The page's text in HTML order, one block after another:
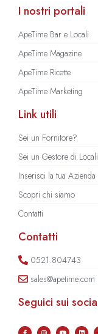
I nostri portali
ApeTime Bar e Locali
ApeTime Magazine
ApeTime Ricette
ApeTime Marketing
Link utili
Sei un Fornitore?
Sei un Gestore di
Inserisci la tua Azienda
Scopri chi siamo
Contatti
Contatti
0521.804743
sales@apetime.com
Seguici sui